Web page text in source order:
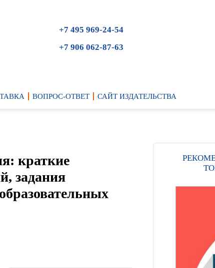
+7 495 969-24-54
+7 906 062-87-63
ВОПРОС-ОТВЕТ САЙТ ИЗДАТЕЛЬСТВА
краткие
задания